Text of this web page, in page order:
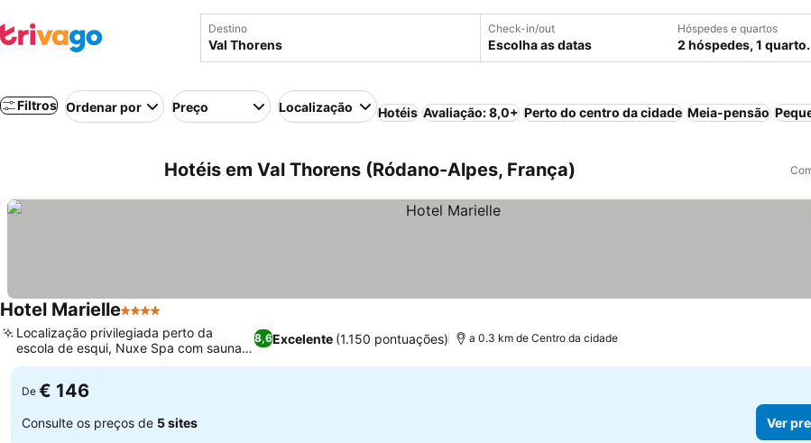
Destino Check-in/out
Escolha as datas
Hóspedes e quartos
2 hóspedes, 1 quarto.
Filtros Ordenar por Preço Localização Hotéis Avaliação: 8,0+ Perto do centro da cidade Meia-pensão
Hotéis em Val Thorens (Ródano-Alpes, França)
Hotel Marielle4 Estrelas
8,6Excelente (1.150 pontuações)
Localização privilegiada perto da
escola de esqui, Nuxe Spa com sauna
panorâmica
a 0.3 km de Centro da cidade
De € 146
Consulte os preços de 5 sites Ver